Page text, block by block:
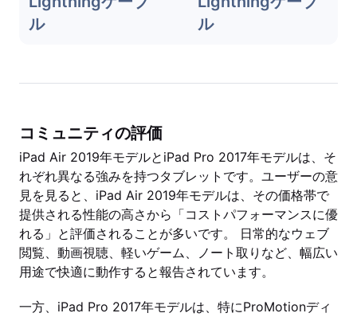
ル
ル
コミュニティの評価
iPad Air 2019年モデルとiPad Pro 2017年モデルは、そ
れぞれ異なる強みを持つタブレットです。ユーザーの意
見を見ると、iPad Air 2019年モデルは、その価格帯で
提供される性能の高さから「コストパフォーマンスに優
れる」と評価されることが多いです。 日常的なウェブ
閲覧、動画視聴、軽いゲーム、ノート取りなど、幅広い
用途で快適に動作すると報告されています。
一方、iPad Pro 2017年モデルは、特にProMotionディ